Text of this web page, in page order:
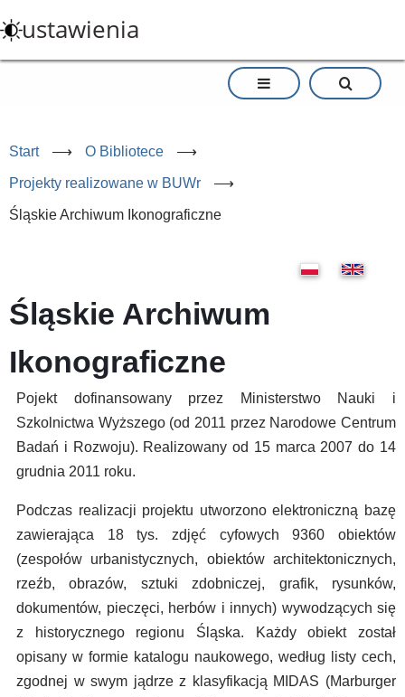
do
treści
ustawienia
Start ⟶ O Bibliotece ⟶
Projekty realizowane w BUWr ⟶
Śląskie Archiwum Ikonograficzne
Śląskie Archiwum
Ikonograficzne
Pojekt dofinansowany przez Ministerstwo Nauki i
Szkolnictwa Wyższego (od 2011 przez Narodowe Centrum
Badań i Rozwoju). Realizowany od 15 marca 2007 do 14
grudnia 2011 roku.
Podczas realizacji projektu utworzono elektroniczną bazę
zawierająca 18 tys. zdjęć cyfowych 9360 obiektów
(zespołów urbanistycznych, obiektów architektonicznych,
rzeźb, obrazów, sztuki zdobniczej, grafik, rysunków,
dokumentów, pieczęci, herbów i innych) wywodzących się
z historycznego regionu Śląska. Każdy obiekt został
opisany w formie katalogu naukowego, według listy cech,
zgodnej w swym jądrze z klasyfikacją MIDAS (Marburger